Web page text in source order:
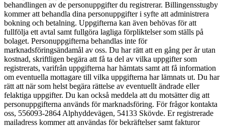
behandlingen av de personuppgifter du registrerar. Billingensstugby
kommer att behandla dina personuppgifter i syfte att administrera
bokning och betalning. Uppgifterna kan även behövas för att
fullfölja ett avtal samt fullgöra lagliga förpliktelser som ställs på
bolaget. Personuppgifterna behandlas inte för
marknadsföringsändamål av oss. Du har rätt att en gång per år utan
kostnad, skriftligen begära att få ta del av vilka uppgifter som
registrerats, varifrån uppgifterna har hämtats samt att få information
om eventuella mottagare till vilka uppgifterna har lämnats ut. Du har
rätt att när som helst begära rättelse av eventuellt ändrade eller
felaktiga uppgifter. Du kan också meddela att du motsätter dig att
personuppgifterna används för marknadsföring. För frågor kontakta
oss, 556093-2864 Alphyddevägen, 54133 Skövde. Er registrerade
mailadress kommer att användas för bekräftelser samt fakturor